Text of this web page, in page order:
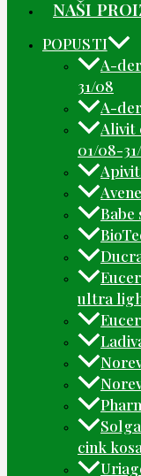
NAŠI
POPUSTI
A-
31/08
A-
Alivit
01/08-
Babe
ultra
cink